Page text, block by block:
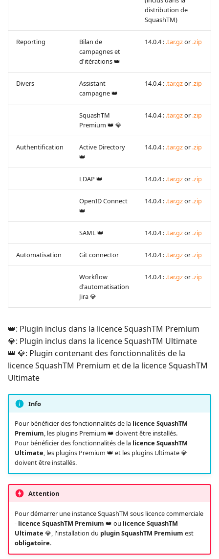
distribution de
SquashTM)
Reporting
Bilan de
campagnes et
d'itérations 👑
14.0.4 : .tar.gzor .zip
Divers
Assistant
campagne 👑
14.0.4 : .tar.gzor .zip
SquashTM
Premium 👑 💎
14.0.4 : .tar.gzor .zip
Authentification
Active Directory
👑
14.0.4 : .tar.gzor .zip
LDAP 👑 14.0.4 : .tar.gzor .zip
OpenID Connect
👑
14.0.4 : .tar.gzor .zip
SAML 👑 14.0.4 : .tar.gzor .zip
Automatisation Git connector 14.0.4 : .tar.gzor .zip
Workflow
d'automatisation
Jira 💎
14.0.4 : .tar.gzor .zip
👑: Plugin inclus dans la licence SquashTM Premium
💎: Plugin inclus dans la licence SquashTM Ultimate
👑 💎: Plugin contenant des fonctionnalités de la
licence SquashTM Premium et de la licence SquashTM
Ultimate
Info
Pour bénéficier des fonctionnalités de la licence SquashTM
Premium, les plugins Premium 👑 doivent être installés.
Pour bénéficier des fonctionnalités de la licence SquashTM
Ultimate, les plugins Premium 👑 et les plugins Ultimate 💎
doivent être installés.
Attention
Pour démarrer une instance SquashTM sous licence commerciale
- licence SquashTM Premium 👑 ou licence SquashTM
Ultimate 💎, l'installation du plugin SquashTM Premium est
obligatoire.